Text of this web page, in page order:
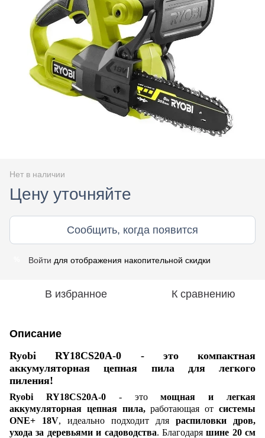
Нет в наличии
Цену уточняйте
Сообщить, когда появится
Войти для отображения накопительной скидки
В избранное К сравнению
Описание
Ryobi RY18CS20A-0 - это компактная
аккумуляторная цепная пила для легкого
пиления!
Ryobi RY18CS20A-0- этомощная и легкая
аккумуляторная цепная пила,работающая отсистемы
ONE+ 18V, идеально подходит для распиловки дров,
ухода за деревьями и садоводства. Благодаряшине 20 см